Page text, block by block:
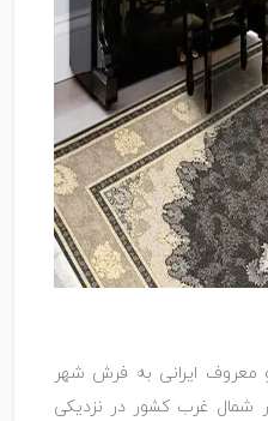
ایرانی به فرش شهر
غرب کشور در نزدیکی